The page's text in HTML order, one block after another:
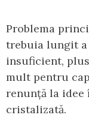
Problema
trebuia lungit
insuficient,
mult pentru
renunță la idee
cristalizată.